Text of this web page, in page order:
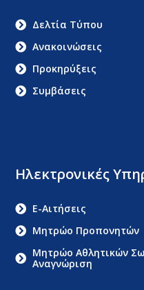
Ηλεκτρονικές
E-Αιτήσεις
Μητρώο Προπονητών
Μητρώο Αθλητικών
Αναγνώριση
Δελτία Τύπου
Ανακοινώσεις
Προκηρύξεις
Συμβάσεις